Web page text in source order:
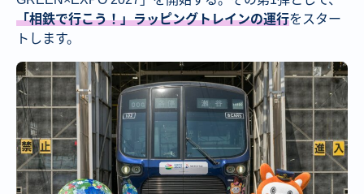
「相鉄で行こう！」ラッピングトレインの運行をスター
トします。